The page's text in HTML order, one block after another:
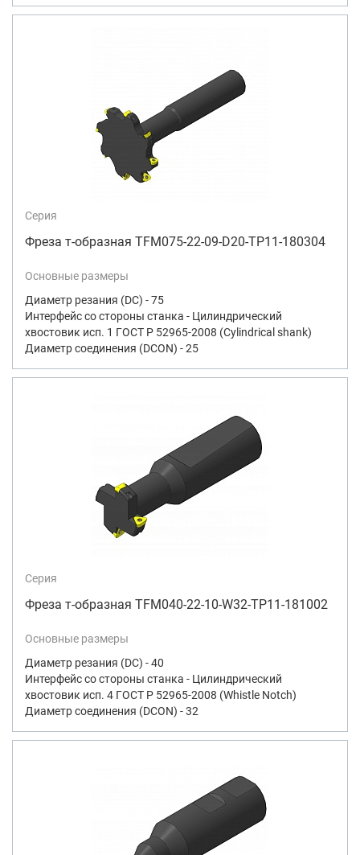
Серия
Фреза т-образная TFM075-22-09-D20-TP11-180304
Основные размеры
Диаметр резания (DC) - 75
Интерфейс со стороны станка - Цилиндрический
хвостовик исп. 1 ГОСТ Р 52965-2008 (Cylindrical shank)
Диаметр соединения (DCON) - 25
Серия
Фреза т-образная TFM040-22-10-W32-TP11-181002
Основные размеры
Диаметр резания (DC) - 40
Интерфейс со стороны станка - Цилиндрический
хвостовик исп. 4 ГОСТ Р 52965-2008 (Whistle Notch)
Диаметр соединения (DCON) - 32